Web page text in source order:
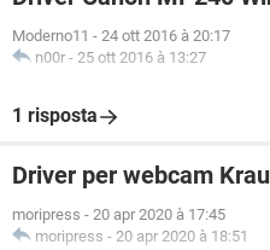
Moderno11 - 24 ott 2016 à 20:17
n00r - 25 ott 2016 à 13:27
1 risposta
Driver per webcam
moripress - 20 apr 2020 à 17:45
moripress - 20 apr 2020 à 18:51